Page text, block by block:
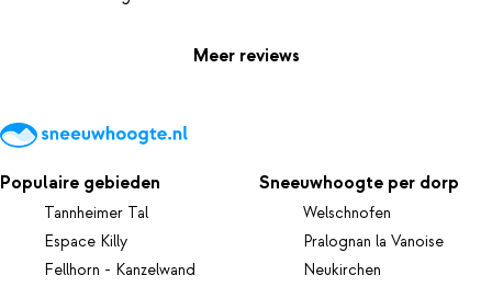
Meer reviews
Populaire gebieden
Tannheimer Tal
Espace Killy
Fellhorn - Kanzelwand
Sneeuwhoogte per dorp
Welschnofen
Pralognan la Vanoise
Neukirchen